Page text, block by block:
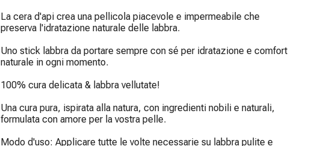
La cera d'api crea una pellicola piacevole e impermeabile che
preserva l'idratazione naturale delle labbra.
Uno stick labbra da portare sempre con sé per idratazione e comfort
naturale in ogni momento.
100% cura delicata & labbra vellutate!
Una cura pura, ispirata alla natura, con ingredienti nobili e naturali,
formulata con amore per la vostra pelle.
Modo d'uso: Applicare tutte le volte necessarie su labbra pulite e